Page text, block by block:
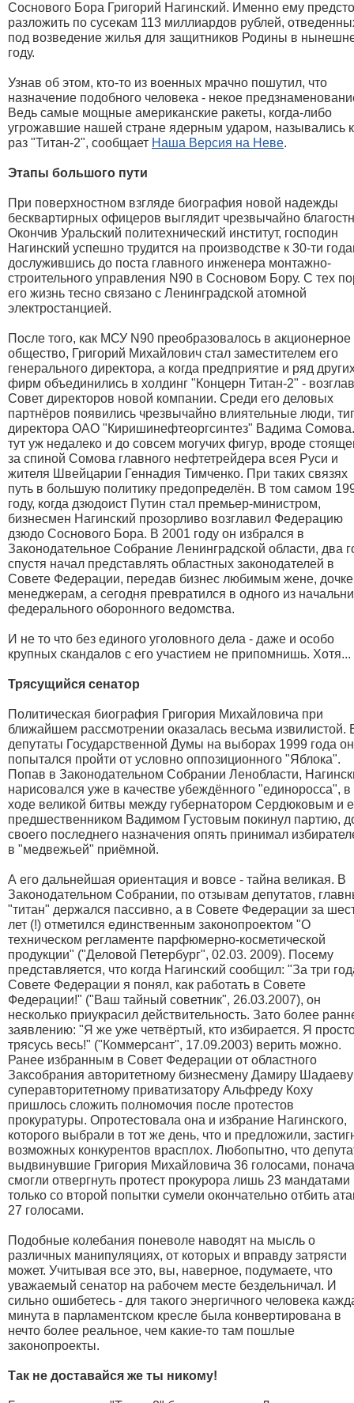
Соснового Бора Григорий Нагинский. Именно ему
разложить по сусекам 113 миллиардов рублей,
под возведение жилья для защитников Родины в
году.
Узнав об этом, кто-то из военных мрачно пошутил, что
назначение подобного человека - некое
Ведь самые мощные американские ракеты, когда-либо
угрожавшие нашей стране ядерным ударом, назывались
раз "Титан-2", сообщает Наша Версия на Неве.
Этапы большого пути
При поверхностном взгляде биография новой надежды
бесквартирных офицеров выглядит чрезвычайно
Окончив Уральский политехнический институт, господин
Нагинский успешно трудится на производстве к 30-ти
дослужившись до поста главного инженера монтажно-
строительного управления N90 в Сосновом Бору. С тех
его жизнь тесно связано с Ленинградской атомной
электростанцией.
После того, как МСУ N90 преобразовалось в акционерное
общество, Григорий Михайлович стал заместителем его
генерального директора, а когда предприятие и ряд
фирм объединились в холдинг "Концерн Титан-2" -
Совет директоров новой компании. Среди его деловых
партнёров появились чрезвычайно влиятельные люди,
директора ОАО "Киришинефтеоргсинтез" Вадима
тут уж недалеко и до совсем могучих фигур, вроде
за спиной Сомова главного нефтетрейдера всея Руси и
жителя Швейцарии Геннадия Тимченко. При таких связях
путь в большую политику предопределён. В том самом
году, когда дзюдоист Путин стал премьер-министром,
бизнесмен Нагинский прозорливо возглавил Федерацию
дзюдо Соснового Бора. В 2001 году он избрался в
Законодательное Собрание Ленинградской области, два
спустя начал представлять областных законодателей в
Совете Федерации, передав бизнес любимым жене,
менеджерам, а сегодня превратился в одного из
федерального оборонного ведомства.
И не то что без единого уголовного дела - даже и особо
крупных скандалов с его участием не припомнишь. Хотя...
Трясущийся сенатор
Политическая биография Григория Михайловича при
ближайшем рассмотрении оказалась весьма извилистой.
депутаты Государственной Думы на выборах 1999 года он
попытался пройти от условно оппозиционного "Яблока".
Попав в Законодательном Собрании Ленобласти,
нарисовался уже в качестве убеждённого "единоросса", в
ходе великой битвы между губернатором Сердюковым и
предшественником Вадимом Густовым покинул партию,
своего последнего назначения опять принимал
в "медвежьей" приёмной.
А его дальнейшая ориентация и вовсе - тайна великая. В
Законодательном Собрании, по отзывам депутатов,
"титан" держался пассивно, а в Совете Федерации за
лет (!) отметился единственным законопроектом "О
техническом регламенте парфюмерно-косметической
продукции" ("Деловой Петербург", 02.03. 2009). Посему
представляется, что когда Нагинский сообщил: "За три
Совете Федерации я понял, как работать в Совете
Федерации!" ("Ваш тайный советник", 26.03.2007), он
несколько приукрасил действительность. Зато более
заявлению: "Я же уже четвёртый, кто избирается. Я
трясусь весь!" ("Коммерсант", 17.09.2003) верить можно.
Ранее избранным в Совет Федерации от областного
Заксобрания авторитетному бизнесмену Дамиру
суперавторитетному приватизатору Альфреду Коху
пришлось сложить полномочия после протестов
прокуратуры. Опротестовала она и избрание Нагинского,
которого выбрали в тот же день, что и предложили,
возможных конкурентов врасплох. Любопытно, что
выдвинувшие Григория Михайловича 36 голосами,
смогли отвергнуть протест прокурора лишь 23 мандатами
только со второй попытки сумели окончательно отбить
27 голосами.
Подобные колебания поневоле наводят на мысль о
различных манипуляциях, от которых и вправду затрясти
может. Учитывая все это, вы, наверное, подумаете, что
уважаемый сенатор на рабочем месте бездельничал. И
сильно ошибетесь - для такого энергичного человека
минута в парламентском кресле была конвертирована в
нечто более реальное, чем какие-то там пошлые
законопроекты.
Так не доставайся же ты никому!